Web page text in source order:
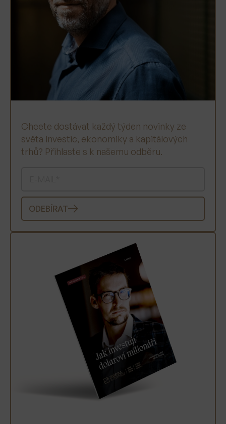
Chcete dostávat každý týden novinky ze
světa investic, ekonomiky a kapitálových
trhů? Přihlaste s k našemu odběru.
ODEBÍRAT